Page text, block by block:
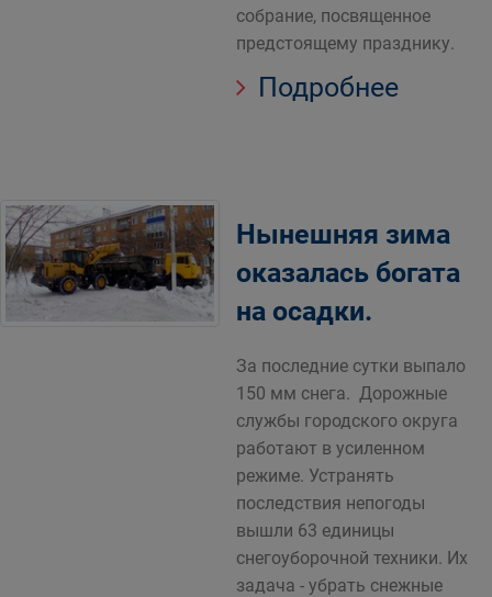
собрание, посвященное
предстоящему празднику.
Подробнее
Нынешняя зима
оказалась богата
на осадки.
За последние сутки выпало
150 мм снега. Дорожные
службы городского округа
работают в усиленном
режиме. Устранять
последствия непогоды
вышли 63 единицы
снегоуборочной техники. Их
задача - убрать снежные